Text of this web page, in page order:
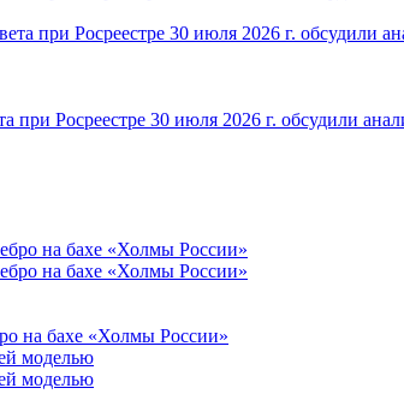
Росреестре 30 июля 2026 г. обсудили
на бахе «Холмы России»